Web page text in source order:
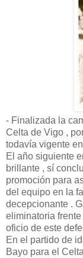
- Finalizada la
Celta de Vigo ,
todavía vigente
El año siguiente
brillante , sí
promoción para
del equipo en la
decepcionante .
eliminatoria
oficio de este
En el partido de
Bayo para el